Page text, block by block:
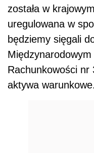
została w
uregulowana w
będziemy sięgali
Rachunkowości nr
aktywa warunkowe.